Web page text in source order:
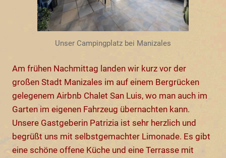
Unser Campingplatz bei Manizales
Am frühen Nachmittag landen wir kurz vor der
großen Stadt Manizales im auf einem Bergrücken
gelegenem Airbnb Chalet San Luis, wo man auch im
Garten im eigenen Fahrzeug übernachten kann.
Unsere Gastgeberin Patrizia ist sehr herzlich und
begrüßt uns mit selbstgemachter Limonade. Es gibt
eine schöne offene Küche und eine Terrasse mit